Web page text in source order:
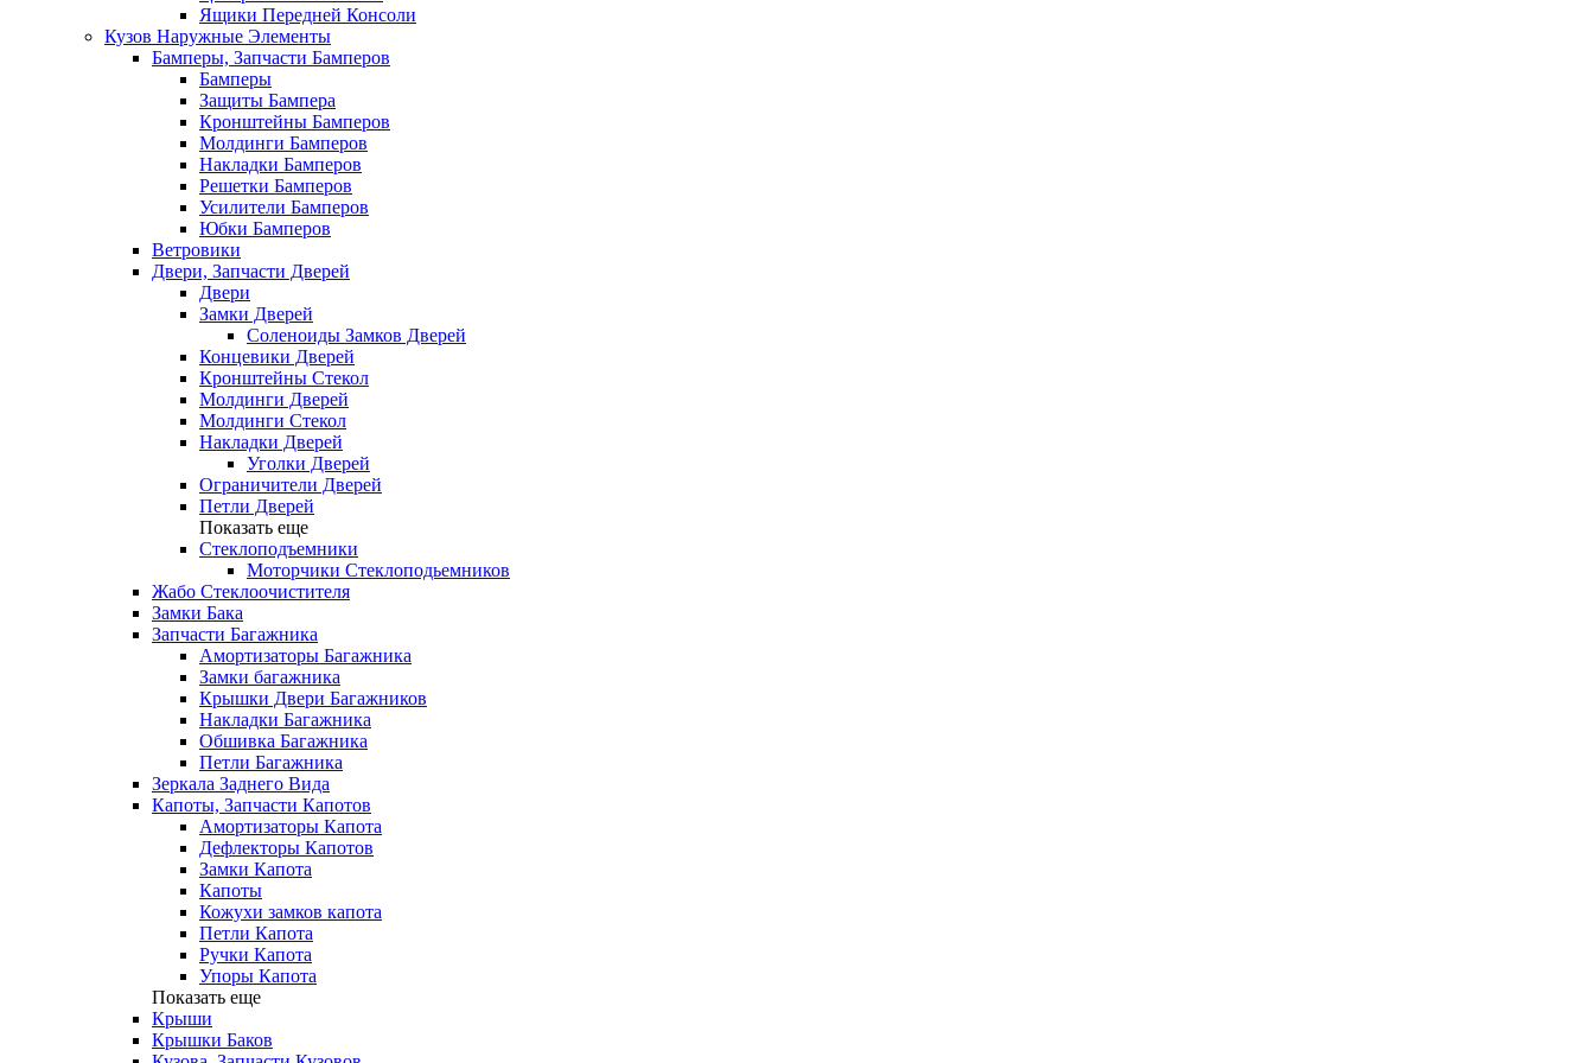
Ящики Передней Консоли
Кузов Наружные Элементы
Бамперы, Запчасти Бамперов
Бамперы
Защиты Бампера
Кронштейны Бамперов
Молдинги Бамперов
Накладки Бамперов
Решетки Бамперов
Усилители Бамперов
Юбки Бамперов
Ветровики
Двери, Запчасти Дверей
Двери
Замки Дверей
Соленоиды Замков Дверей
Концевики Дверей
Кронштейны Стекол
Молдинги Дверей
Молдинги Стекол
Накладки Дверей
Уголки Дверей
Ограничители Дверей
Петли Дверей
Показать еще
Стеклоподъемники
Моторчики Стеклоподьемников
Жабо Стеклоочистителя
Замки Бака
Запчасти Багажника
Амортизаторы Багажника
Замки багажника
Крышки Двери Багажников
Накладки Багажника
Обшивка Багажника
Петли Багажника
Зеркала Заднего Вида
Капоты, Запчасти Капотов
Амортизаторы Капота
Дефлекторы Капотов
Замки Капота
Капоты
Кожухи замков капота
Петли Капота
Ручки Капота
Упоры Капота
Показать еще
Крыши
Крышки Баков